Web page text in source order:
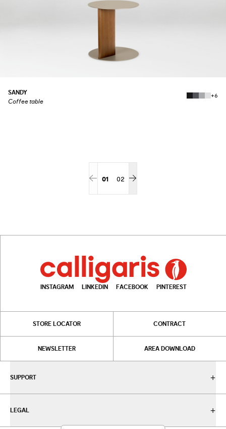
SANDY
Coffee table
+6
01 02
INSTAGRAM LINKEDIN FACEBOOK PINTEREST
STORE LOCATOR CONTRACT
NEWSLETTER AREA DOWNLOAD
SUPPORT
LEGAL